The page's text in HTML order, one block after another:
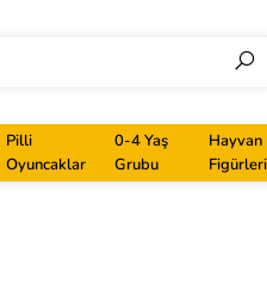
Pilli
Oyuncaklar
0-4 Yaş
Grubu
Hayvan
Figürleri